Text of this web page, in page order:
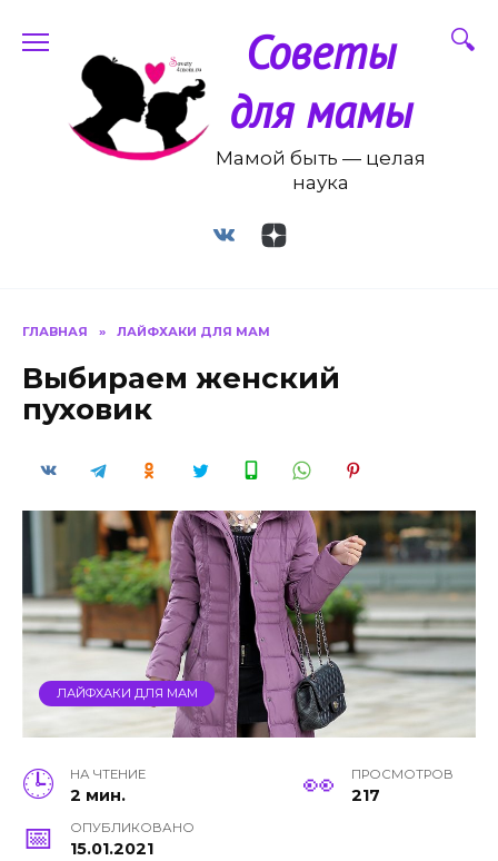
содержанию
Советы
для мамы
Мамой быть — целая
наука
ГЛАВНАЯ » ЛАЙФХАКИ ДЛЯ МАМ
Выбираем женский
пуховик
ЛАЙФХАКИ ДЛЯ МАМ
НА ЧТЕНИЕ
2 мин.
ПРОСМОТРОВ
217
ОПУБЛИКОВАНО
15.01.2021